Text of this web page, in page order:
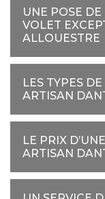
UNE POSE
VOLET
ALLOUESTRE
LES TYPES
ARTISAN
LE PRIX
ARTISAN